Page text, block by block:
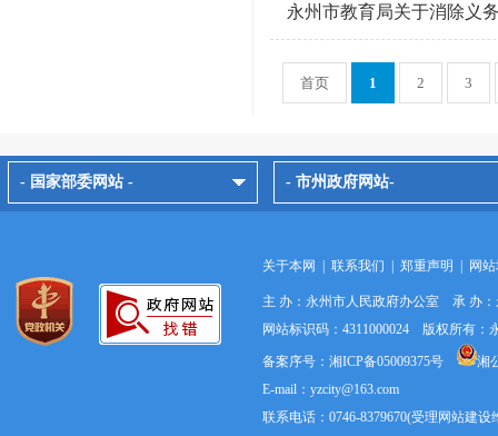
永州市教育局关于消除义
首页 1 2 3
- 国家部委网站 - - 市州政府网站-
关于本网 联系我们 郑重声明 网
主 办：永州市人民政府办公室 承 办
网站标识码：4311000024 版权所有：
备案序号：湘ICP备05009375号
湘
E-mail：yzcity@163.com
联系电话：0746-8379670(受理网站建